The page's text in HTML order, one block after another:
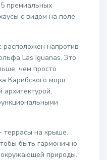
премиальных
с видом на поле
напротив
Las Iguanas. Это
чем просто
Карибского моря
архитектурой,
террасы на крыше.
быть гармонично
окружающей природы.